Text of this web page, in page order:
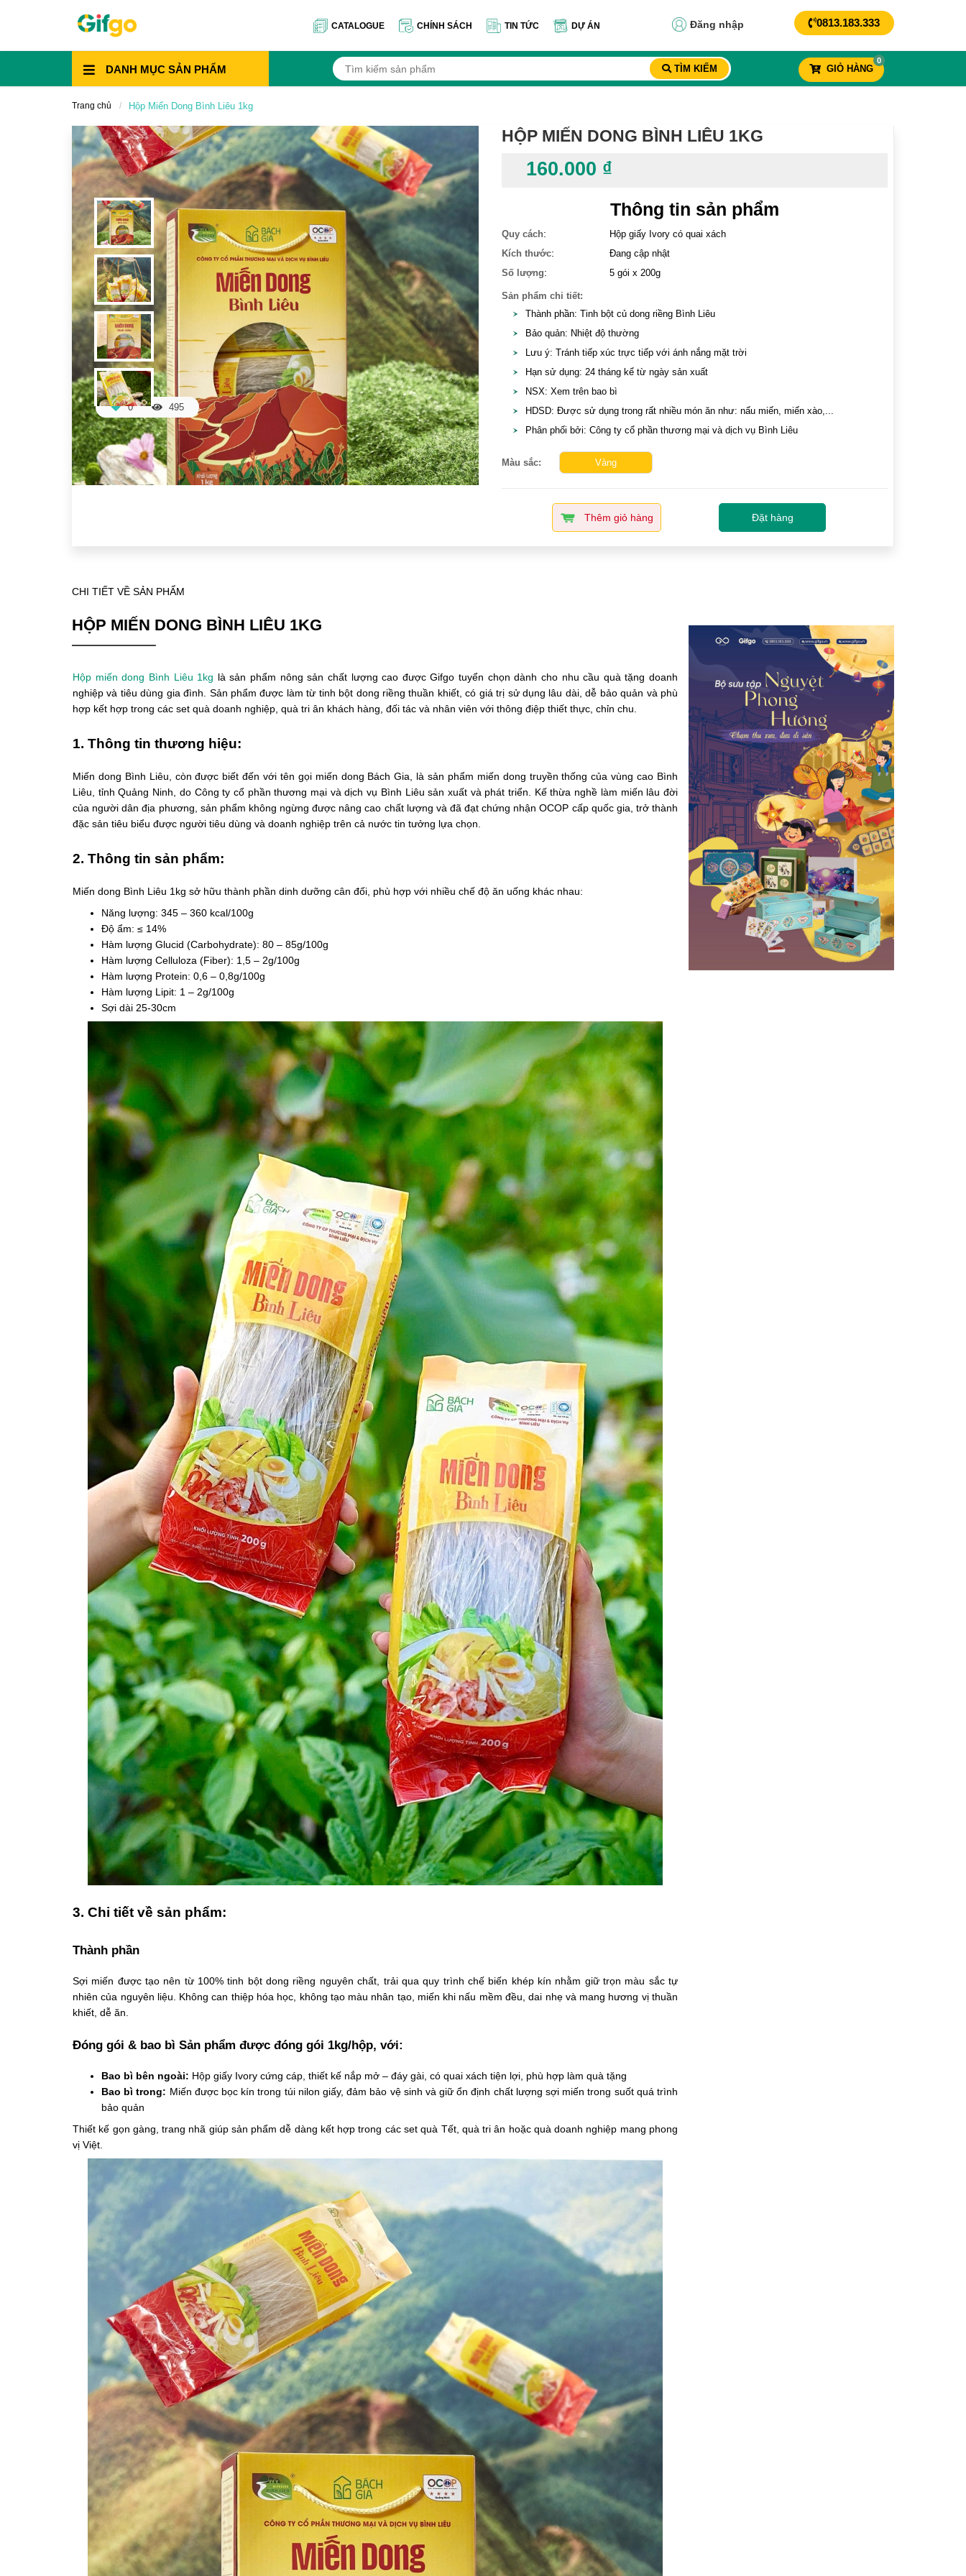
CATALOGUE CHÍNH SÁCH TIN TỨC DỰ ÁN Đăng nhập 0813.183.333
DANH MỤC SẢN PHẨM TÌM KIẾM GIỎ HÀNG
0
Trang chủ Hộp Miến Dong Bình Liêu 1kg
0 495
HỘP MIẾN DONG BÌNH LIÊU 1KG
160.000 ₫
Thông tin sản phẩm
Quy cách:
Hộp giấy Ivory có quai xách
Kích thước:
Đang cập nhật
Số lượng: 5 gói x 200g
Sản phẩm chi tiết:
Thành phần: Tinh bột củ dong riềng Bình Liêu
Bảo quản: Nhiệt độ thường
Lưu ý: Tránh tiếp xúc trực tiếp với ánh nắng mặt trời
Hạn sử dụng: 24 tháng kể từ ngày sản xuất
NSX: Xem trên bao bì
HDSD: Được sử dụng trong rất nhiều món ăn như: nấu miến, miến xào,...
Phân phối bởi: Công ty cổ phần thương mại và dịch vụ Bình Liêu
Màu sắc: Vàng
Thêm giỏ hàng Đặt hàng
CHI TIẾT VỀ SẢN PHẨM
HỘP MIẾN DONG BÌNH LIÊU 1KG
Hộp miến dong Bình Liêu 1kg là sản phẩm nông sản chất lượng cao được Gifgo tuyển chọn dành cho nhu cầu quà tặng doanh
nghiệp và tiêu dùng gia đình. Sản phẩm được làm từ tinh bột dong riềng thuần khiết, có giá trị sử dụng lâu dài, dễ bảo quản và phù
hợp kết hợp trong các set quà doanh nghiệp, quà tri ân khách hàng, đối tác và nhân viên với thông điệp thiết thực, chỉn chu.
1. Thông tin thương hiệu:
Miến dong Bình Liêu, còn được biết đến với tên gọi miến dong Bách Gia, là sản phẩm miến dong truyền thống của vùng cao Bình
Liêu, tỉnh Quảng Ninh, do Công ty cổ phần thương mại và dịch vụ Bình Liêu sản xuất và phát triển. Kế thừa nghề làm miến lâu đời
của người dân địa phương, sản phẩm không ngừng được nâng cao chất lượng và đã đạt chứng nhận OCOP cấp quốc gia, trở thành
đặc sản tiêu biểu được người tiêu dùng và doanh nghiệp trên cả nước tin tưởng lựa chọn.
2. Thông tin sản phẩm:
Miến dong Bình Liêu 1kg sở hữu thành phần dinh dưỡng cân đối, phù hợp với nhiều chế độ ăn uống khác nhau:
Năng lượng: 345 – 360 kcal/100g
Độ ẩm: ≤ 14%
Hàm lượng Glucid (Carbohydrate): 80 – 85g/100g
Hàm lượng Celluloza (Fiber): 1,5 – 2g/100g
Hàm lượng Protein: 0,6 – 0,8g/100g
Hàm lượng Lipit: 1 – 2g/100g
Sợi dài 25-30cm
3. Chi tiết về sản phẩm:
Thành phần
Sợi miến được tạo nên từ 100% tinh bột dong riềng nguyên chất, trải qua quy trình chế biến khép kín nhằm giữ trọn màu sắc tự
nhiên của nguyên liệu. Không can thiệp hóa học, không tạo màu nhân tạo, miến khi nấu mềm đều, dai nhẹ và mang hương vị thuần
khiết, dễ ăn.
Đóng gói & bao bì Sản phẩm được đóng gói 1kg/hộp, với:
Bao bì bên ngoài: Hộp giấy Ivory cứng cáp, thiết kế nắp mở – đáy gài, có quai xách tiện lợi, phù hợp làm quà tặng
Bao bì trong: Miến được bọc kín trong túi nilon giấy, đảm bảo vệ sinh và giữ ổn định chất lượng sợi miến trong suốt quá trình
bảo quản
Thiết kế gọn gàng, trang nhã giúp sản phẩm dễ dàng kết hợp trong các set quà Tết, quà tri ân hoặc quà doanh nghiệp mang phong
vị Việt.